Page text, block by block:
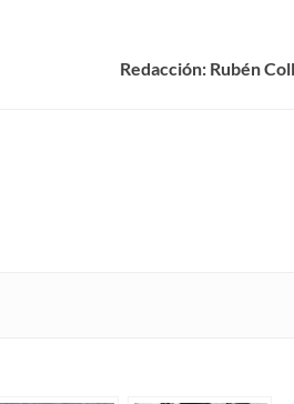
Redacción: Rubén